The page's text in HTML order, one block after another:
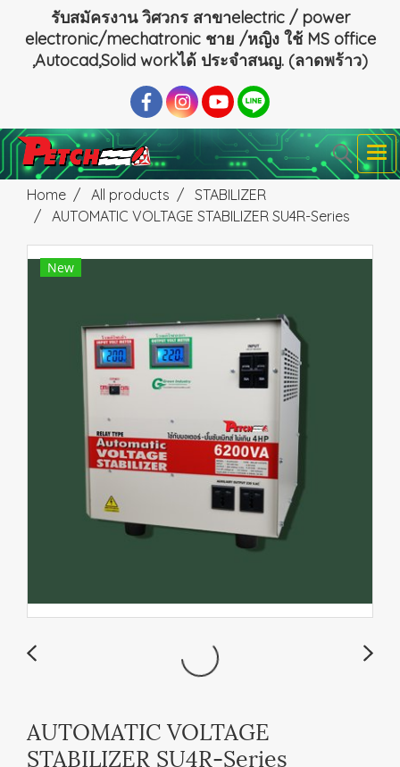
รับสมัครงาน วิศวกร สาขาelectric / power
electronic/mechatronic ชาย /หญิง ใช้ MS office
,Autocad,Solid workได้ ประจำสนญ. (ลาดพร้าว)
Home All products
STABILIZER
AUTOMATIC VOLTAGE STABILIZER SU4R-Series
New
AUTOMATIC VOLTAGE
STABILIZER SU4R-Series